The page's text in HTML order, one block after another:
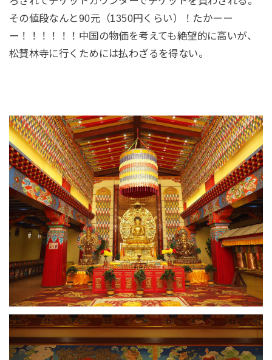
その値段なんと90元（1350円くらい）！たかーー
ー！！！！！！中国の物価を考えても絶望的に高いが、
松賛林寺に行くためには払わざるを得ない。